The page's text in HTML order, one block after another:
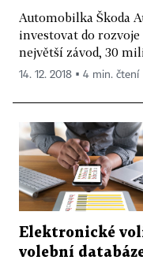
Automobilka Škoda
investovat do
největší závod, 30
14. 12. 2018 ▪ 4 min. čtení
Elektronické
volební